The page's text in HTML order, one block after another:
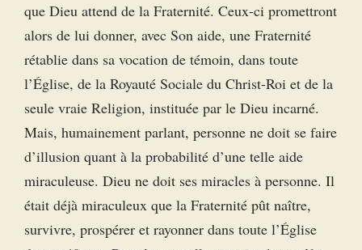
que Dieu attend de la Fraternité. Ceux-ci promettront
alors de lui donner, avec Son aide, une Fraternité
rétablie dans sa vocation de témoin, dans toute
l’Église, de la Royauté Sociale du Christ-Roi et de la
seule vraie Religion, instituée par le Dieu incarné.
Mais, humainement parlant, personne ne doit se faire
d’illusion quant à la probabilité d’une telle aide
miraculeuse. Dieu ne doit ses miracles à personne. Il
était déjà miraculeux que la Fraternité pût naître,
survivre, prospérer et rayonner dans toute l’Église